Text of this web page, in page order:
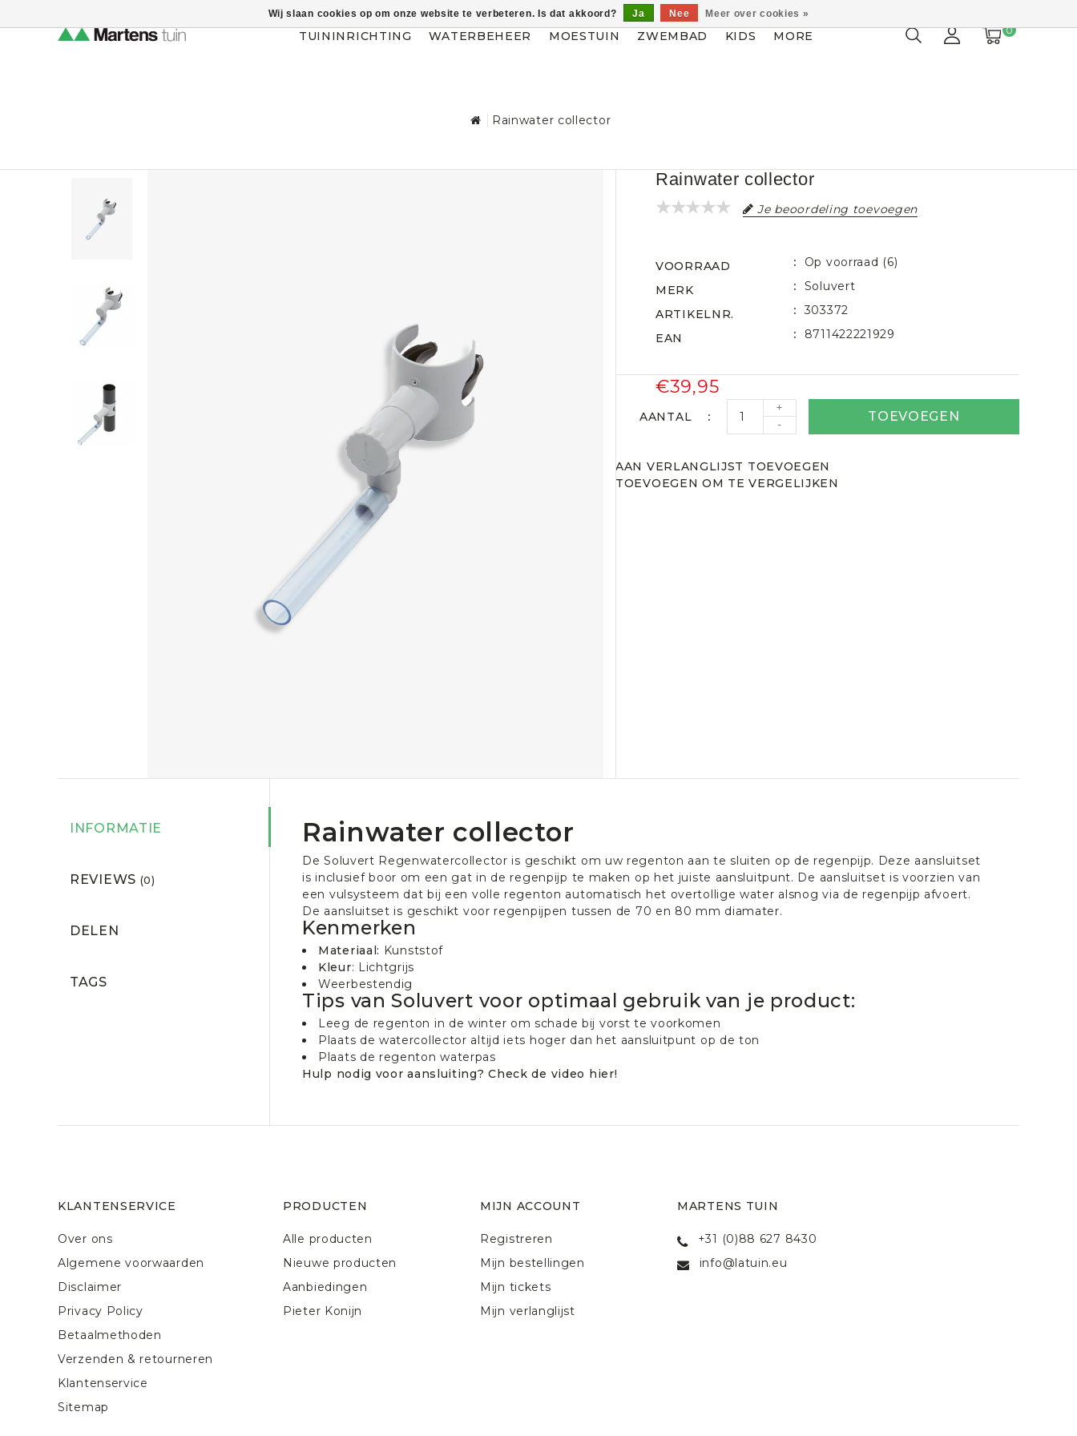
TUININRICHTING WATERBEHEER MOESTUIN ZWEMBAD KIDS MORE 0
Rainwater collector
Rainwater collector
Je beoordeling toevoegen
VOORRAAD
Op voorraad (6)
MERK
Soluvert
ARTIKELNR.
303372
EAN
8711422221929
€39,95
AANTAL
+
-
TOEVOEGEN
AAN VERLANGLIJST TOEVOEGEN
TOEVOEGEN OM TE VERGELIJKEN
INFORMATIE
REVIEWS (0)
DELEN
TAGS
Rainwater collector
De Soluvert Regenwatercollector is geschikt om uw regenton aan te sluiten op de regenpijp. Deze aansluitset
is inclusief boor om een gat in de regenpijp te maken op het juiste aansluitpunt. De aansluitset is voorzien van
een vulsysteem dat bij een volle regenton automatisch het overtollige water alsnog via de regenpijp afvoert.
De aansluitset is geschikt voor regenpijpen tussen de 70 en 80 mm diamater.
Kenmerken
Materiaal: Kunststof
Kleur: Lichtgrijs
Weerbestendig
Tips van Soluvert voor optimaal gebruik van je product:
Leeg de regenton in de winter om schade bij vorst te voorkomen
Plaats de watercollector altijd iets hoger dan het aansluitpunt op de ton
Plaats de regenton waterpas
Hulp nodig voor aansluiting? Check de video hier!
KLANTENSERVICE
Over ons
Algemene voorwaarden
Disclaimer
Privacy Policy
Betaalmethoden
Verzenden & retourneren
Klantenservice
Sitemap
PRODUCTEN
Alle producten
Nieuwe producten
Aanbiedingen
Pieter Konijn
MIJN ACCOUNT
Registreren
Mijn bestellingen
Mijn tickets
Mijn verlanglijst
MARTENS TUIN
+31 (0)88 627 8430
info@latuin.eu
Wij slaan cookies op om onze website te verbeteren. Is dat akkoord? Ja Nee Meer over cookies »
Themahulp verbergen